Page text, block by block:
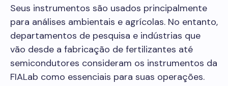
Seus instrumentos são usados principalmente
para análises ambientais e agrícolas. No entanto,
departamentos de pesquisa e indústrias que
vão desde a fabricação de fertilizantes até
semicondutores consideram os instrumentos da
FIALab como essenciais para suas operações.